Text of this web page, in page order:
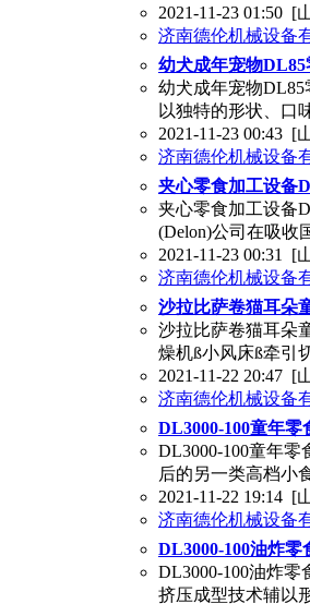
2021-11-23 01:50 [
济南德伦机械设备
幼犬成年宠物DL85
幼犬成年宠物
以独特的形状、口
2021-11-23 00:43 [
济南德伦机械设备
夹心零食加工设备
夹心零食加工设备
(Delon)公司在吸收
2021-11-23 00:31 [
济南德伦机械设备
沙拉比萨卷猫耳朵
沙拉比萨卷猫耳朵
燥机ß小风床ß牵引
2021-11-22 20:47 [
济南德伦机械设备
DL3000-100童年零
DL3000-100童年
后的另一类高档小
2021-11-22 19:14 [
济南德伦机械设备
DL3000-100油炸
DL3000-100油炸
挤压成型技术辅以